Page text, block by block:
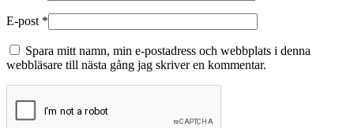
E-post *
Spara mitt namn, min e-postadress och webbplats i denna
webbläsare till nästa gång jag skriver en kommentar.